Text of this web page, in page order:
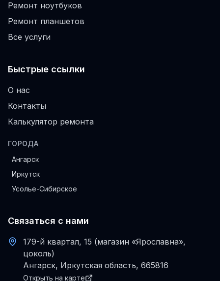
Ремонт ноутбуков
Ремонт планшетов
Все услуги
Быстрые ссылки
О нас
Контакты
Калькулятор ремонта
ГОРОДА
Ангарск
Иркутск
Усолье-Сибирское
Связаться с нами
179-й квартал, 15 (магазин «Ярославна»,
цоколь)
Ангарск, Иркутская область, 665816
Открыть на карте